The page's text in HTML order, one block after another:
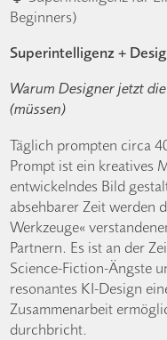
Beginners)
Superintelligenz +
Warum Designer jetzt
(müssen)
Täglich prompten circa
Prompt ist ein kreatives
entwickelndes Bild
absehbarer Zeit werden
Werkzeuge«
Partnern. Es ist an der
Science-Fiction-Ängste
resonantes KI-Design
Zusammenarbeit
durchbricht.